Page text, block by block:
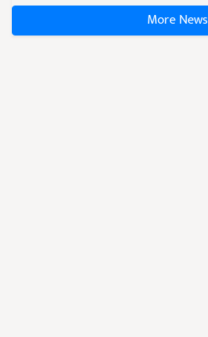
More News